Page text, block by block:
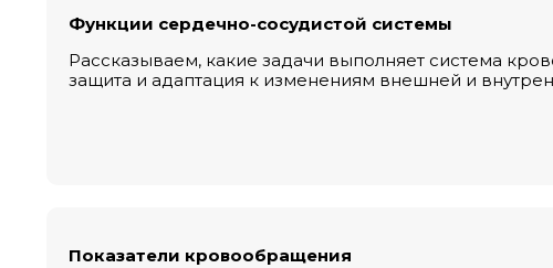
Функции сердечно-сосудистой системы
Рассказываем, какие задачи выполняет система
защита и адаптация к изменениям внешней и
Показатели кровообращения